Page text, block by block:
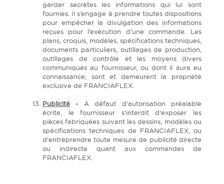
garder secrètes les informations qui lui sont
fournies. Il s’engage à prendre toutes dispositions
pour empêcher la divulgation des informations
reçues pour l’exécution d’une commande. Les
plans, croquis, modèles, spécifications techniques,
documents particuliers, outillages de production,
outillages de contrôle et les moyens divers
communiqués au fournisseur, ou dont il aura eu
connaissance, sont et demeurent la propriété
exclusive de FRANCIAFLEX.
Publicité - A défaut d'autorisation préalable
écrite, le fournisseur s'interdit d'exposer les
pièces fabriquées suivant les dessins, modèles ou
spécifications techniques de FRANCIAFLEX, ou
d'entreprendre toute mesure de publicité directe
ou indirecte quant aux commandes de
FRANCIAFLEX.